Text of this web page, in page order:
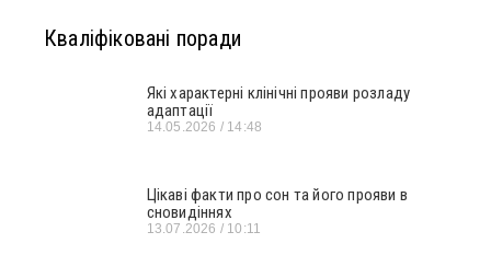
Кваліфіковані поради
Які характерні клінічні прояви розладу
адаптації
14.05.2026 14:48
Цікаві факти про сон та його прояви в
сновидіннях
13.07.2026 10:11